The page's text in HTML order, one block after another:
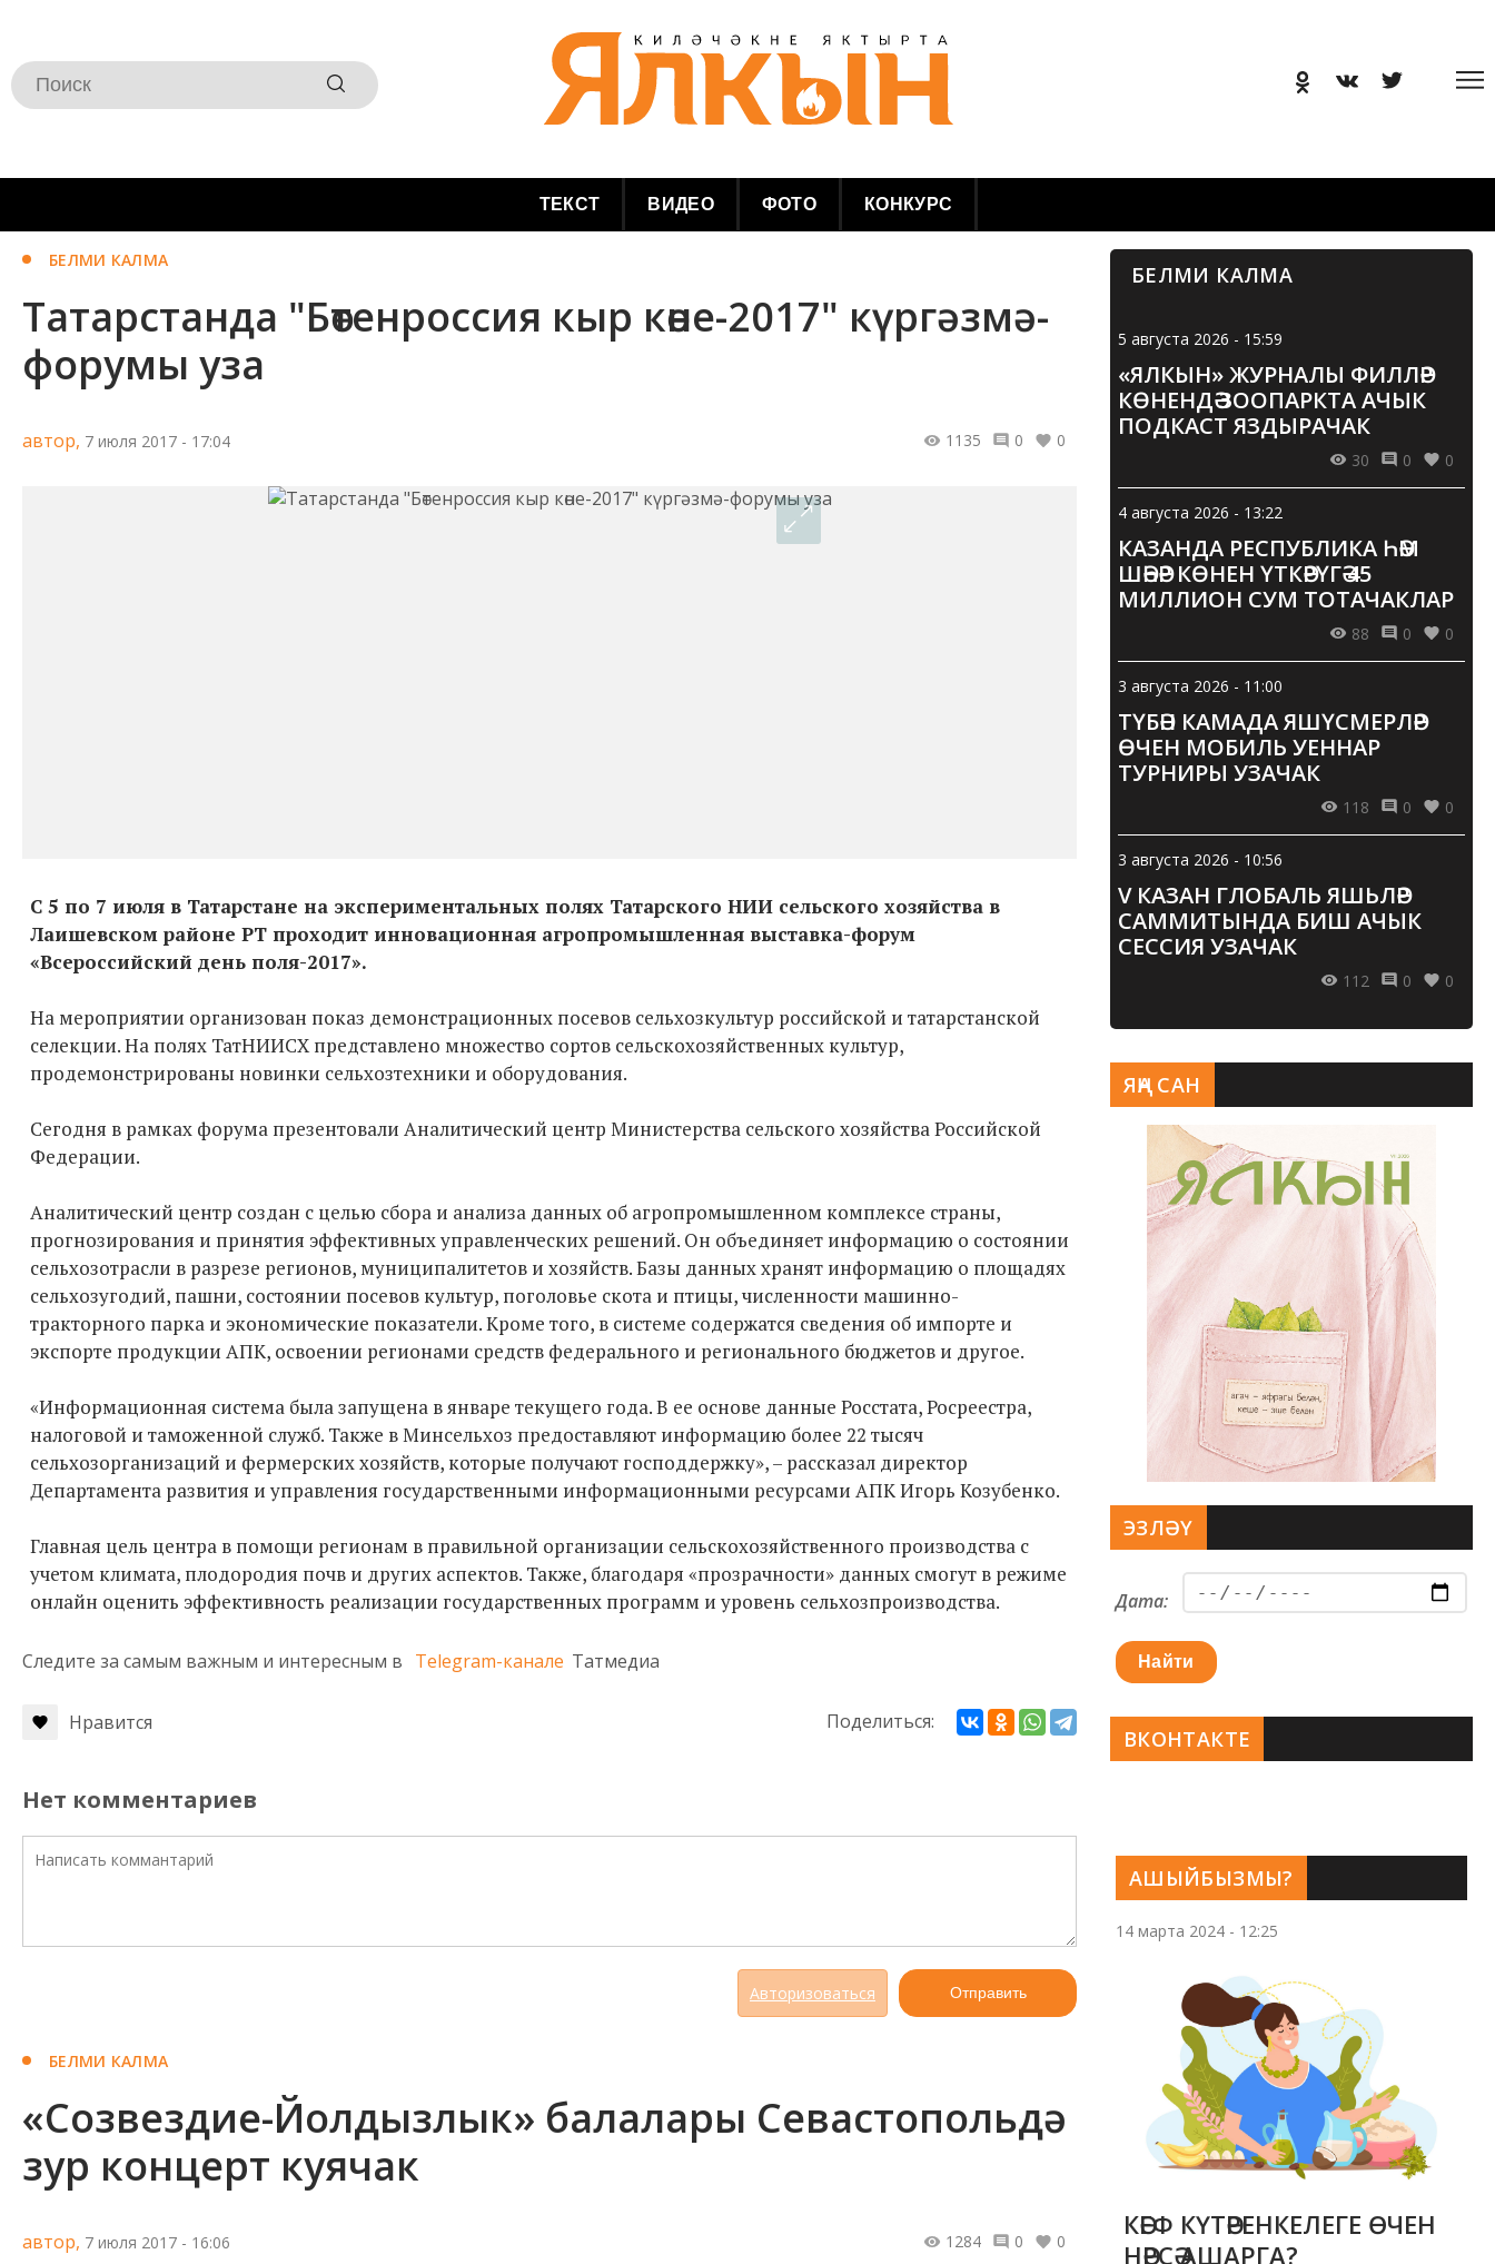
ТЕКСТ ВИДЕО ФОТО КОНКУРС
БЕЛМИ КАЛМА
Татарстанда "Бөтенроссия кыр көне-2017" күргәзмә-
форумы уза
автор, 7 июля 2017 - 17:04 1135 0 0
С 5 по 7 июля в Татарстане на экспериментальных полях Татарского НИИ сельского хозяйства в
Лаишевском районе РТ проходит инновационная агропромышленная выставка-форум
«Всероссийский день поля-2017».
На мероприятии организован показ демонстрационных посевов сельхозкультур российской и татарстанской
селекции. На полях ТатНИИСХ представлено множество сортов сельскохозяйственных культур,
продемонстрированы новинки сельхозтехники и оборудования.
Сегодня в рамках форума презентовали Аналитический центр Министерства сельского хозяйства Российской
Федерации.
Аналитический центр создан с целью сбора и анализа данных об агропромышленном комплексе страны,
прогнозирования и принятия эффективных управленческих решений. Он объединяет информацию о состоянии
сельхозотрасли в разрезе регионов, муниципалитетов и хозяйств. Базы данных хранят информацию о площадях
сельхозугодий, пашни, состоянии посевов культур, поголовье скота и птицы, численности машинно-
тракторного парка и экономические показатели. Кроме того, в системе содержатся сведения об импорте и
экспорте продукции АПК, освоении регионами средств федерального и регионального бюджетов и другое.
«Информационная система была запущена в январе текущего года. В ее основе данные Росстата, Росреестра,
налоговой и таможенной служб. Также в Минсельхоз предоставляют информацию более 22 тысяч
сельхозорганизаций и фермерских хозяйств, которые получают господдержку», – рассказал директор
Департамента развития и управления государственными информационными ресурсами АПК Игорь Козубенко.
Главная цель центра в помощи регионам в правильной организации сельскохозяйственного производства с
учетом климата, плодородия почв и других аспектов. Также, благодаря «прозрачности» данных смогут в режиме
онлайн оценить эффективность реализации государственных программ и уровень сельхозпроизводства.
Следите за самым важным и интересным в Telegram-канале Татмедиа
Нравится Поделиться:
Нет комментариев
Авторизоваться Отправить
БЕЛМИ КАЛМА
«Созвездие-Йолдызлык» балалары Севастопольдә
зур концерт куячак
автор, 7 июля 2017 - 16:06 1284 0 0
БЕЛМИ КАЛМА
5 августа 2026 - 15:59
«ЯЛКЫН» ЖУРНАЛЫ ФИЛЛӘР
КӨНЕНДӘ ЗООПАРКТА АЧЫК
ПОДКАСТ ЯЗДЫРАЧАК
30 0 0
4 августа 2026 - 13:22
КАЗАНДА РЕСПУБЛИКА ҺӘМ
ШӘҺӘР КӨНЕН ҮТКӘРҮГӘ 45
МИЛЛИОН СУМ ТОТАЧАКЛАР
88 0 0
3 августа 2026 - 11:00
ТҮБӘН КАМАДА ЯШҮСМЕРЛӘР
ӨЧЕН МОБИЛЬ УЕННАР
ТУРНИРЫ УЗАЧАК
118 0 0
3 августа 2026 - 10:56
V КАЗАН ГЛОБАЛЬ ЯШЬЛӘР
САММИТЫНДА БИШ АЧЫК
СЕССИЯ УЗАЧАК
112 0 0
АШЫЙБЫЗМЫ?
14 марта 2024 - 12:25
КӘЕФ КҮТӘРЕНКЕЛЕГЕ ӨЧЕН
НӘРСӘ АШАРГА?
ЯҢА САН
ЭЗЛӘҮ
Дата:
Найти
ВКОНТАКТЕ